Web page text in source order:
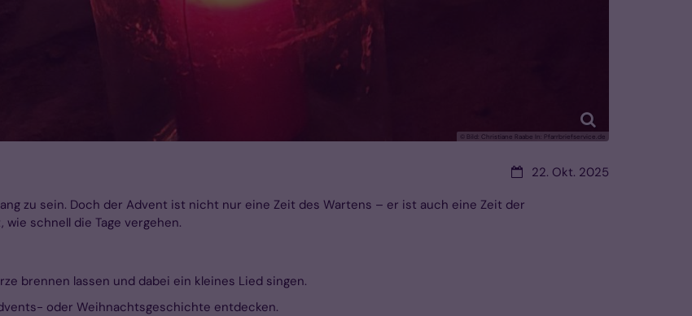
© Bild: Christiane Raabe In: Pfarrbriefservice.de
Datum:22. Okt. 2025
zu sein. Doch der Advent ist nicht nur eine Zeit des Wartens – er ist auch eine Zeit der
schnell die Tage vergehen.
brennen lassen und dabei ein kleines Lied singen.
oder Weihnachtsgeschichte entdecken.